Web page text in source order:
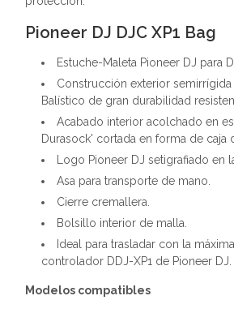
Pioneer DJ DJC XP1 Bag
Estuche-Maleta Pioneer DJ para
Construcción exterior semirrígida
Balístico de gran durabilidad
Acabado interior acolchado en
Durasock' cortada en forma de caja
Logo Pioneer DJ setigrafiado en
Asa para transporte de mano.
Cierre cremallera.
Bolsillo interior de malla.
Ideal para trasladar con la
controlador DDJ-XP1 de Pioneer DJ.
Modelos compatibles